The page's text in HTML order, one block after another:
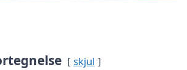
skjul